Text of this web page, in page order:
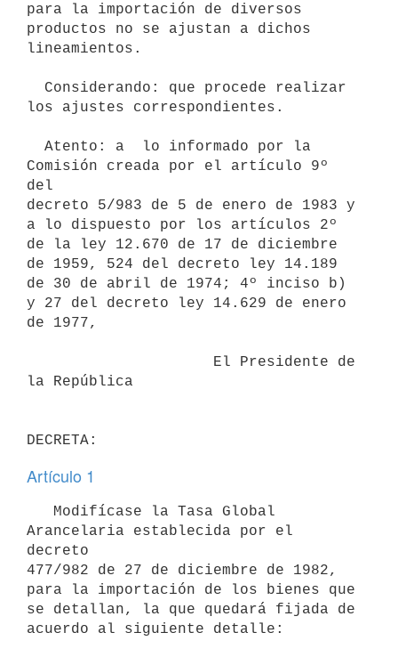
para la importación de diversos
productos no se ajustan a dichos
lineamientos.
los ajustes correspondientes.
Comisión creada por el artículo 9º
del
decreto 5/983 de 5 de enero de 1983 y
a lo dispuesto por los artículos 2º
de la ley 12.670 de 17 de diciembre
de 1959, 524 del decreto ley 14.189
de 30 de abril de 1974; 4º inciso b)
y 27 del decreto ley 14.629 de enero
de 1977,
la República
DECRETA:
Artículo 1
Arancelaria establecida por el
decreto
477/982 de 27 de diciembre de 1982,
para la importación de los bienes que
se detallan, la que quedará fijada de
acuerdo al siguiente detalle: